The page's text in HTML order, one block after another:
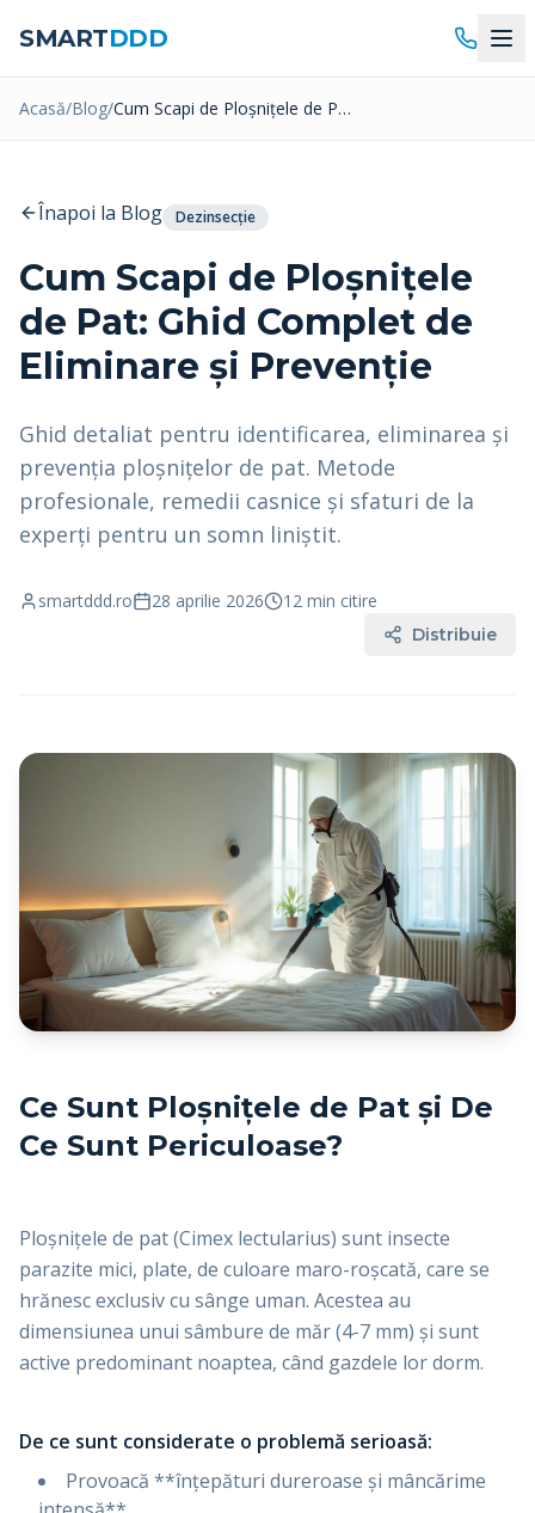
SMARTDDD
Acasă
Dezinsecție
Dezinfecție
Deratizare
Spații Verzi
Curățenie
Ignifugare
Despre Noi
Prețuri Dezinsecție
Magazin
Contact
0733 573 973
Solicită Ofertă Gratuită
Acasă/Blog/ Cum Scapi de Ploșnițele de Pat: Ghid Complet de Eliminare și Prevenție
Înapoi la Blog Dezinsecție
Cum Scapi de Ploșnițele
de Pat: Ghid Complet de
Eliminare și Prevenție
Ghid detaliat pentru identificarea, eliminarea și
prevenția ploșnițelor de pat. Metode
profesionale, remedii casnice și sfaturi de la
experți pentru un somn liniștit.
smartddd.ro 28 aprilie 2026 12 min citire
Distribuie
Ce Sunt Ploșnițele de Pat și De
Ce Sunt Periculoase?
Ploșnițele de pat (Cimex lectularius) sunt insecte
parazite mici, plate, de culoare maro-roșcată, care se
hrănesc exclusiv cu sânge uman. Acestea au
dimensiunea unui sâmbure de măr (4-7 mm) și sunt
active predominant noaptea, când gazdele lor dorm.
De ce sunt considerate o problemă serioasă:
Provoacă **înțepături dureroase și mâncărime